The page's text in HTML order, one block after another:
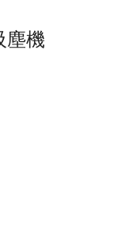
塵機